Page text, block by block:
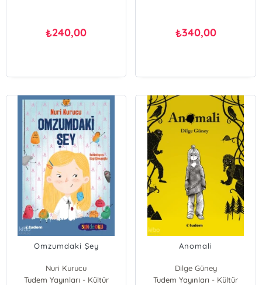
₺240,00 ₺340,00
Omzumdaki Şey
Nuri Kurucu
Tudem Yayınları - Kültür
Anomali
Dilge Güney
Tudem Yayınları - Kültür